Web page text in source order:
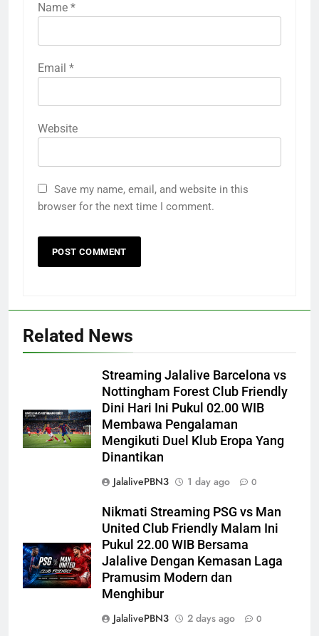
Name *
Email *
Website
Save my name, email, and website in this
browser for the next time I comment.
Related News
Streaming Jalalive Barcelona vs
Nottingham Forest Club Friendly
Dini Hari Ini Pukul 02.00 WIB
Membawa Pengalaman
Mengikuti Duel Klub Eropa Yang
Dinantikan
JalalivePBN3
1 day ago 0
Nikmati Streaming PSG vs Man
United Club Friendly Malam Ini
Pukul 22.00 WIB Bersama
Jalalive Dengan Kemasan Laga
Pramusim Modern dan
Menghibur
JalalivePBN3
2 days ago 0